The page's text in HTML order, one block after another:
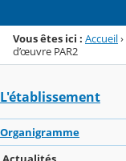
Vous êtes ici : Accueil›
d’œuvre PAR2
L'établissement
Organigramme